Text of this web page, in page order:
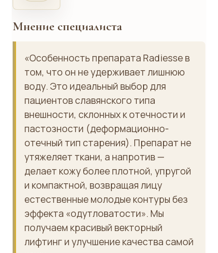
Мнение специалиста
«Особенность препарата Radiesse в
том, что он не удерживает лишнюю
воду. Это идеальный выбор для
пациентов славянского типа
внешности, склонных к отечности и
пастозности (деформационно-
отечный тип старения). Препарат не
утяжеляет ткани, а напротив —
делает кожу более плотной, упругой
и компактной, возвращая лицу
естественные молодые контуры без
эффекта «одутловатости». Мы
получаем красивый векторный
лифтинг и улучшение качества самой